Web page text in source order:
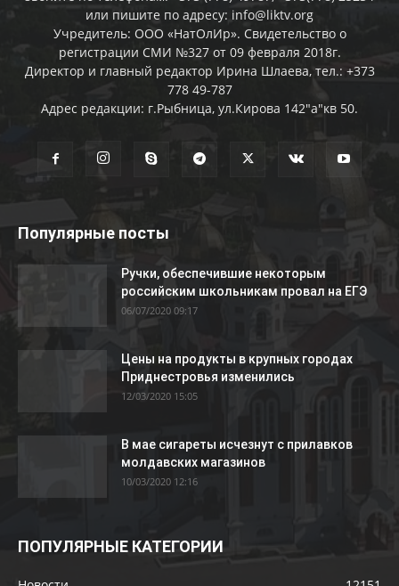
или пишите по адресу: info@liktv.org
Учредитель: ООО «НатОлИр». Свидетельство о
регистрации СМИ №327 от 09 февраля 2018г.
Директор и главный редактор Ирина Шлаева, тел.: +373
778 49-787
Адрес редакции: г.Рыбница, ул.Кирова 142"а"кв 50.
Популярные посты
Ручки, обеспечившие некоторым
российским школьникам провал на ЕГЭ
06/07/2020 09:17
Цены на продукты в крупных городах
Приднестровья изменились
12/03/2020 15:05
В мае сигареты исчезнут с прилавков
молдавских магазинов
10/03/2020 12:16
ПОПУЛЯРНЫЕ КАТЕГОРИИ